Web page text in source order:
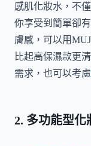
感肌化妝水，不
你享受到簡單卻
膚感，可以用
比起高保濕款更
需求，也可以考慮
2. 多功能型化